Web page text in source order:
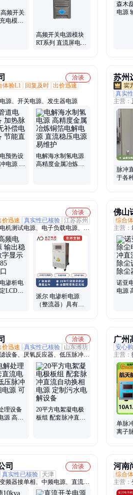
高频开关
电模块
高频开关电源模块
RT系列 直流屏电源
森木
电源
洽谈
体验L1 回复及时 出价迅速
源、开关电源、发生器电源
预热设
电源 无
电解海水制氢电源
高精度金属冶炼铜
苏州
真实
主营：
源、
源、
可编
入、
频电
脉冲
于各
洽谈
价迅速 真实性已核验 江苏苏州
机测试电源、电子负载电源、新
编程直流电源
渗析电
LCD数
派尔 电渗析电源
（整流器）具有软
佛山
综合
主营：
直流
氧化
生器
诺亚
电源
洽谈
价迅速 真实性已核验
山东潍坊
设备、厌氧反应器、低压脉冲电
浮机、带式真空过滤机、加药装
药装置、废水处理设备
理设备
源 高频
20平方电絮凝电极
板组 配套脉冲直流
广州
安心购
主营：
源、
电源
回收
源、
单脉
离子
司
洽谈
真实性已核验
天津
频器接单相、中频电源、直流电
源、电源电路图、可编程直流、
河南
综合
主营：